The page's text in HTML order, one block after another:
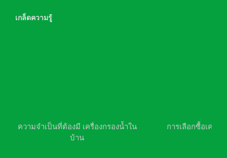
เกล็ดความรู้
ความจำเป็นที่ต้องมี เครื่องกรองน้ำใน
บ้าน
การเลือกซื้อเครื่อ